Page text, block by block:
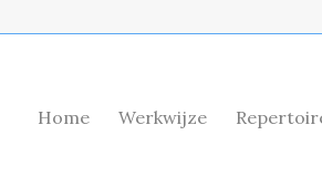
Home Werkwijze